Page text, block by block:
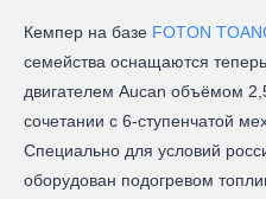
Кемпер на базе FOTON
семейства оснащаются
двигателем Aucan объёмом
сочетании с 6-ступенчатой
Специально для условий
оборудован подогревом